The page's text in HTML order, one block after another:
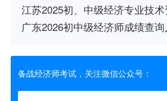
江苏2025初、中级经济专业技
广东2026初中级经济师成绩查
备战经济师考试，关注微信公众号：